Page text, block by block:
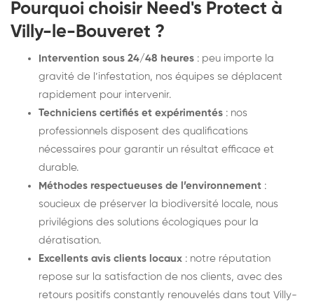
Pourquoi choisir Need's Protect à
Villy-le-Bouveret ?
Intervention sous 24/48 heures : peu importe la
gravité de l’infestation, nos équipes se déplacent
rapidement pour intervenir.
Techniciens certifiés et expérimentés : nos
professionnels disposent des qualifications
nécessaires pour garantir un résultat efficace et
durable.
Méthodes respectueuses de l’environnement :
soucieux de préserver la biodiversité locale, nous
privilégions des solutions écologiques pour la
dératisation.
Excellents avis clients locaux : notre réputation
repose sur la satisfaction de nos clients, avec des
retours positifs constantly renouvelés dans tout Villy-